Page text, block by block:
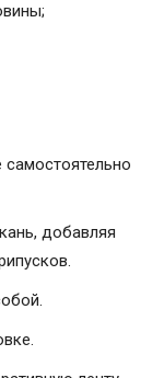
самостоятельно
добавляя